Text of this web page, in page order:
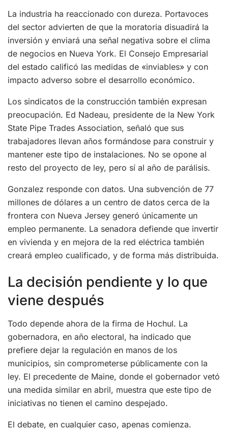
La industria ha reaccionado con dureza. Portavoces
del sector advierten de que la moratoria disuadirá la
inversión y enviará una señal negativa sobre el clima
de negocios en Nueva York. El Consejo Empresarial
del estado calificó las medidas de «inviables» y con
impacto adverso sobre el desarrollo económico.
Los sindicatos de la construcción también expresan
preocupación. Ed Nadeau, presidente de la New York
State Pipe Trades Association, señaló que sus
trabajadores llevan años formándose para construir y
mantener este tipo de instalaciones. No se opone al
resto del proyecto de ley, pero sí al año de parálisis.
Gonzalez responde con datos. Una subvención de 77
millones de dólares a un centro de datos cerca de la
frontera con Nueva Jersey generó únicamente un
empleo permanente. La senadora defiende que invertir
en vivienda y en mejora de la red eléctrica también
creará empleo cualificado, y de forma más distribuida.
La decisión pendiente y lo que
viene después
Todo depende ahora de la firma de Hochul. La
gobernadora, en año electoral, ha indicado que
prefiere dejar la regulación en manos de los
municipios, sin comprometerse públicamente con la
ley. El precedente de Maine, donde el gobernador vetó
una medida similar en abril, muestra que este tipo de
iniciativas no tienen el camino despejado.
El debate, en cualquier caso, apenas comienza.